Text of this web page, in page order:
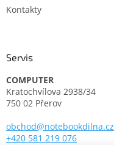
Kontakty
Servis
COMPUTER
Kratochvílova 2938/34
750 02 Přerov
obchod@notebookdilna.cz
+420 581 219 076